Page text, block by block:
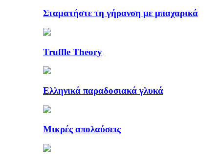
Σταματήστε τη γήρανση με μπαχαρικά
Truffle Theory
Ελληνικά παραδοσιακά γλυκά
Μικρές απολαύσεις